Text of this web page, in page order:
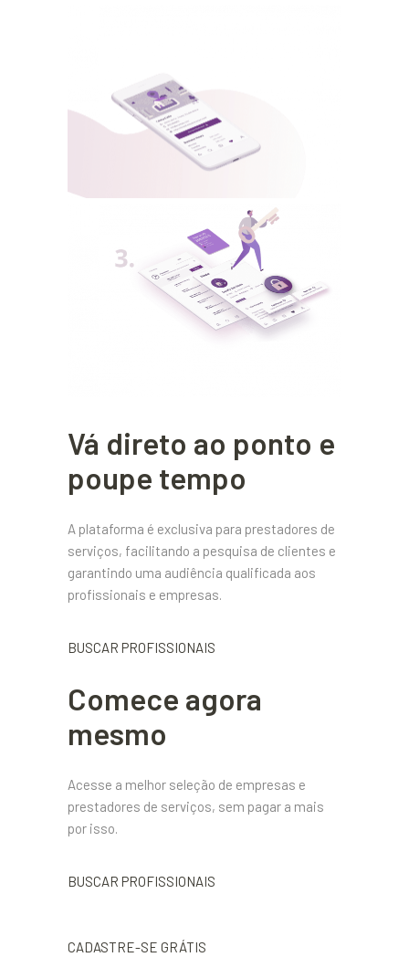
Vá direto ao ponto e
poupe tempo
A plataforma é exclusiva para prestadores de
serviços, facilitando a pesquisa de clientes e
garantindo uma audiência qualificada aos
profissionais e empresas.
BUSCAR PROFISSIONAIS
Comece agora
mesmo
Acesse a melhor seleção de empresas e
prestadores de serviços, sem pagar a mais
por isso.
BUSCAR PROFISSIONAIS
CADASTRE-SE GRÁTIS